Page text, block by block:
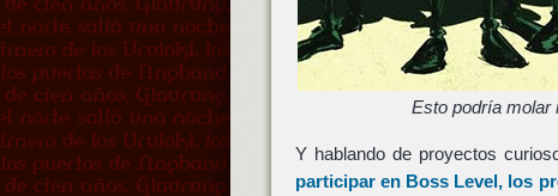
Esto podría molar
Y hablando de proyectos
participar en Boss Level, los